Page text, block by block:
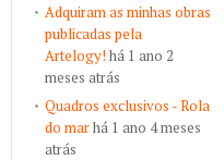
Adquiram as minhas obras
publicadas pela
Artelogy! há 1 ano 2
meses atrás
Quadros exclusivos - Rola
do marhá 1 ano 4 meses
atrás